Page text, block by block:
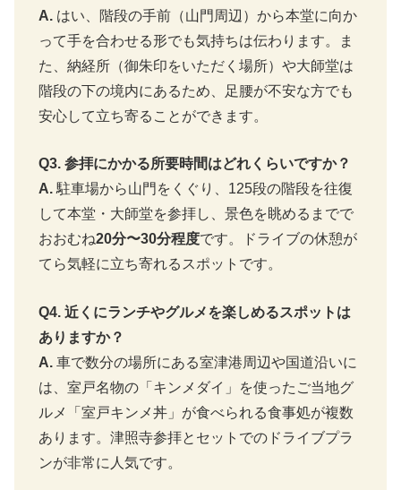
A. はい、階段の手前（山門周辺）から本堂に向か
って手を合わせる形でも気持ちは伝わります。ま
た、納経所（御朱印をいただく場所）や大師堂は
階段の下の境内にあるため、足腰が不安な方でも
安心して立ち寄ることができます。
Q3. 参拝にかかる所要時間はどれくらいですか？
A.駐車場から山門をくぐり、125段の階段を往復
して本堂・大師堂を参拝し、景色を眺めるまでで
おおむね20分〜30分程度です。ドライブの休憩が
てら気軽に立ち寄れるスポットです。
Q4. 近くにランチやグルメを楽しめるスポットは
ありますか？
A. 車で数分の場所にある室津港周辺や国道沿いに
は、室戸名物の「キンメダイ」を使ったご当地グ
ルメ「室戸キンメ丼」が食べられる食事処が複数
あります。津照寺参拝とセットでのドライブプラ
ンが非常に人気です。